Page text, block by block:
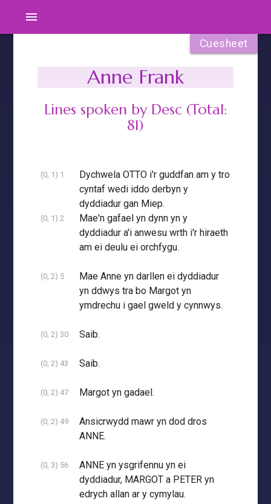
menu
Cuesheet
Anne Frank
Lines spoken by Desc (Total:
81)
(0, 1) 1
Dychwela OTTO i'r guddfan am y tro
cyntaf wedi iddo derbyn y
dyddiadur gan Miep.
(0, 1) 2
Mae'n gafael yn dynn yn y
dyddiadur a'i anwesu wrth i'r hiraeth
am ei deulu ei orchfygu.
(0, 2) 5
Mae Anne yn darllen ei dyddiadur
yn ddwys tra bo Margot yn
ymdrechu i gael gweld y cynnwys.
(0, 2) 30 Saib.
(0, 2) 43 Saib.
(0, 2) 47 Margot yn gadael.
(0, 2) 49
Ansicrwydd mawr yn dod dros
ANNE.
(0, 3) 56
ANNE yn ysgrifennu yn ei
dyddiadur, MARGOT a PETER yn
edrych allan ar y cymylau.